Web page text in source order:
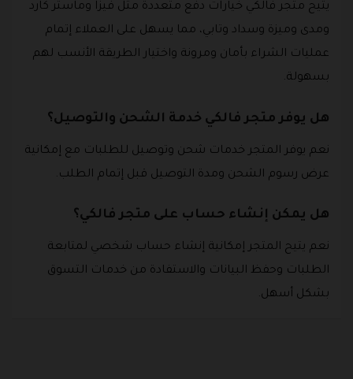
يتيح متجر فالكي خيارات دفع متعددة مثل فيزا وماستر كارد
ومدى وميزة وسداد وتابي، مما يسهل على العملاء إتمام
عمليات الشراء بأمان ومرونة واختيار الطريقة الأنسب لهم
بسهولة.
هل يوفر متجر فالكي خدمة الشحن والتوصيل؟
نعم يوفر المتجر خدمات شحن وتوصيل للطلبات مع إمكانية
عرض رسوم الشحن ومدة التوصيل قبل إتمام الطلب.
هل يمكن إنشاء حساب على متجر فالكي؟
نعم يتيح المتجر إمكانية إنشاء حساب شخصي لمتابعة
الطلبات وحفظ البيانات والاستفادة من خدمات التسوق
بشكل أسهل.